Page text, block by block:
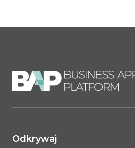
Odkrywaj